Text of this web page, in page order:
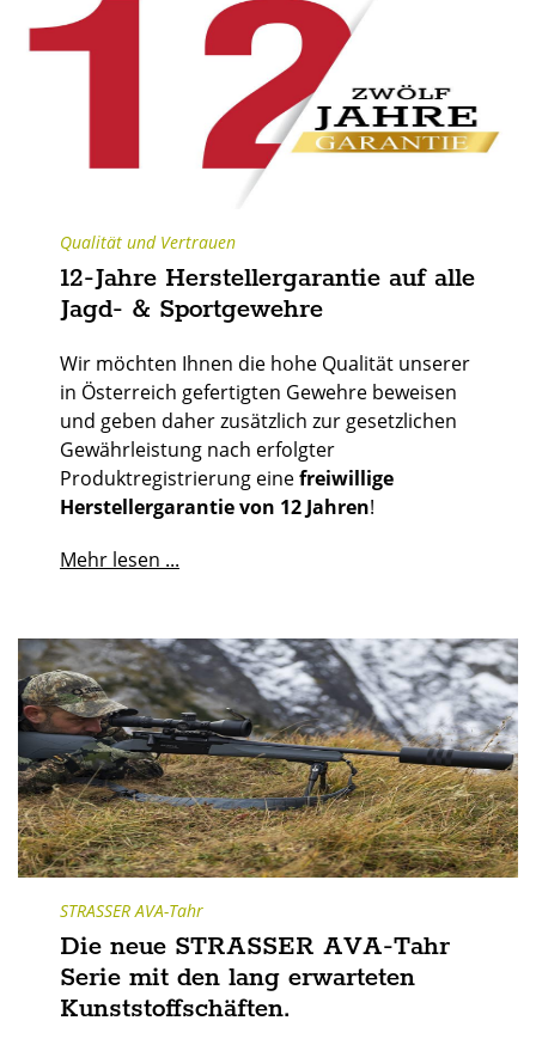
Qualität und Vertrauen
12-Jahre Herstellergarantie auf alle
Jagd- & Sportgewehre
Wir möchten Ihnen die hohe Qualität unserer
in Österreich gefertigten Gewehre beweisen
und geben daher zusätzlich zur gesetzlichen
Gewährleistung nach erfolgter
Produktregistrierung einefreiwillige
Herstellergarantie von 12 Jahren!
Mehr lesen ...
STRASSER AVA-Tahr
Die neue STRASSER AVA-Tahr
Serie mit den lang erwarteten
Kunststoffschäften.